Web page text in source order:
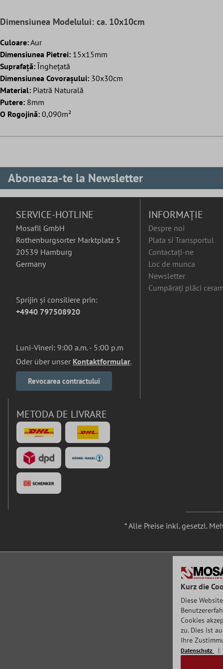
Dimensiunea Modelului: ca. 10x10cm
Culoare:Aur
Dimensiunea Pietrei: 15x15mm
Suprafaţă: Înghețată
Dimensiunea Covorașului: 30x30cm
Material: Piatră Naturală
Putere: 8mm
O Rogojină: 0,090m²
Aboneaza-te la Newsletter
SERVICE-HOTLINE
Mosafil GmbH
Rothenburgsorter Marktplatz 5
20539 Hamburg
Germany
Sprijin și consiliere prin:
+4940 797508920
Luni-Vineri: 9:00 a.m. - 5:00 p.m
Oder über unser Kontaktformular.
Revocarea contractului
INFORMAȚIE
Despre noi
Plata si Transportul
Contactați-ne
Loc de munca
Newsletter
Cumpărați plăci
METODA DE LIVRARE
* Alle Preise inkl. gesetzl.
Kurz die
Diese
Cookies
zu. Dies ist
Ihre
Datenschutz